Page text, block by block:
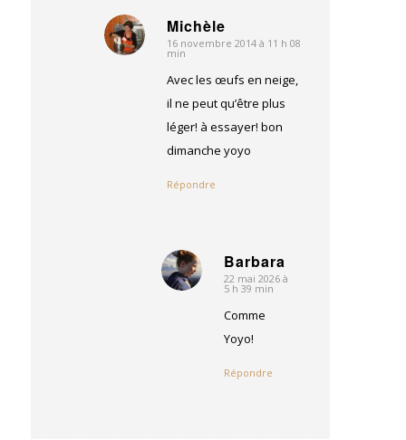
Michèle
dit
16 novembre 2014 à 11 h 08
min
Avec les œufs en neige,
il ne peut qu’être plus
léger! à essayer! bon
dimanche yoyo
Répondre
Barbara
dit
22 mai 2026 à
5 h 39 min
Comme
Yoyo!
Répondre